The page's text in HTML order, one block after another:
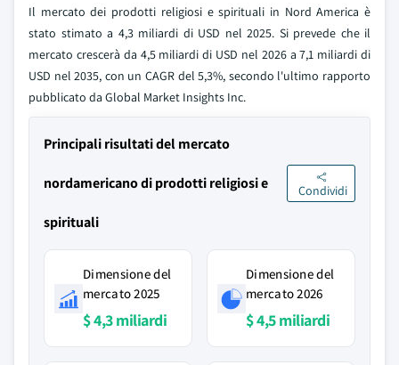
Il mercato dei prodotti religiosi e spirituali in Nord America è
stato stimato a 4,3 miliardi di USD nel 2025. Si prevede che il
mercato crescerà da 4,5 miliardi di USD nel 2026 a 7,1 miliardi di
USD nel 2035, con un CAGR del 5,3%, secondo l'ultimo rapporto
pubblicato da Global Market Insights Inc.
Principali risultati del mercato
nordamericano di prodotti religiosi e
spirituali
Condividi
Dimensione del
mercato 2025
$ 4,3 miliardi
Dimensione del
mercato 2026
$ 4,5 miliardi